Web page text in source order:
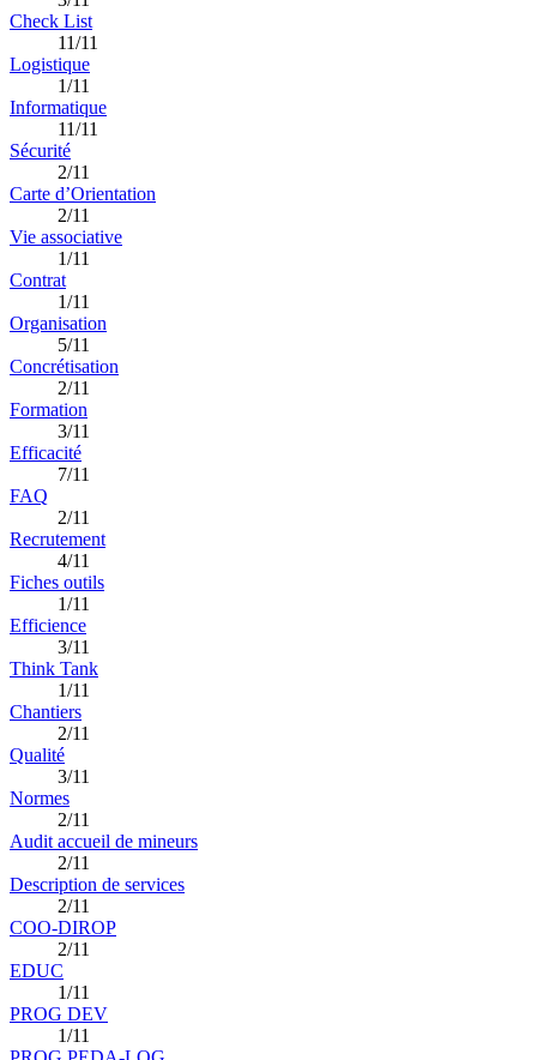
Check List
11/11
Logistique
1/11
Informatique
11/11
Sécurité
2/11
Carte d’Orientation
2/11
Vie associative
1/11
Contrat
1/11
Organisation
5/11
Concrétisation
2/11
Formation
3/11
Efficacité
7/11
FAQ
2/11
Recrutement
4/11
Fiches outils
1/11
Efficience
3/11
Think Tank
1/11
Chantiers
2/11
Qualité
3/11
Normes
2/11
Audit accueil de mineurs
2/11
Description de services
2/11
COO-DIROP
2/11
EDUC
1/11
PROG DEV
1/11